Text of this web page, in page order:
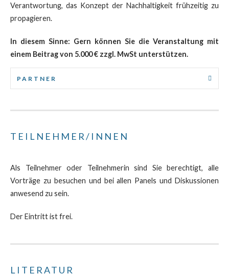
Verantwortung, das Konzept der Nachhaltigkeit frühzeitig zu
propagieren.
In diesem Sinne: Gern können Sie die Veranstaltung mit
einem Beitrag von 5.000 € zzgl. MwSt unterstützen.
PARTNER
TEILNEHMER/INNEN
Als Teilnehmer oder Teilnehmerin sind Sie berechtigt, alle
Vorträge zu besuchen und bei allen Panels und Diskussionen
anwesend zu sein.
Der Eintritt ist frei.
LITERATUR